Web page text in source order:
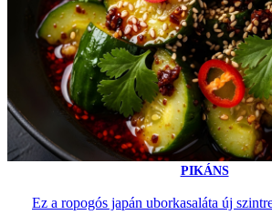
PIKÁNS
Ez a ropogós japán uborkasaláta új